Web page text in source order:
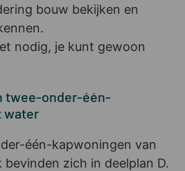
bouw bekijken en
nodig, je kunt gewoon
twee-onder-één-
water
één-kapwoningen van
bevinden zich in deelplan D.